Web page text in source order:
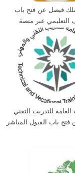
فيصل عن فتح باب
التعليمي عبر منصة
(جدارات)
للتدريب التقني
فتح باب القبول المباشر